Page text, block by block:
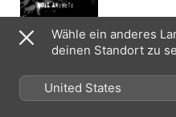
Peter
2020 · 1 Titel ·
Wähle ein anderes
deinen Standort zu
United States